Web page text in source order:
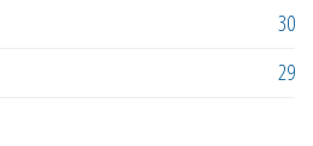
30
29